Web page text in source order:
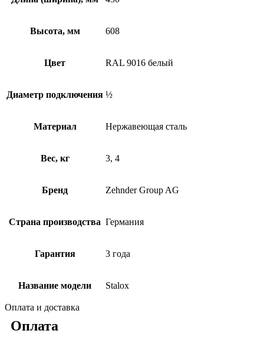
Высота, мм 608
Цвет RAL 9016 белый
Диаметр подключения ½
Материал Нержавеющая сталь
Вес, кг 3, 4
Бренд Zehnder Group AG
Страна производства Германия
Гарантия 3 года
Название модели Stalox
Оплата и доставка
Оплата